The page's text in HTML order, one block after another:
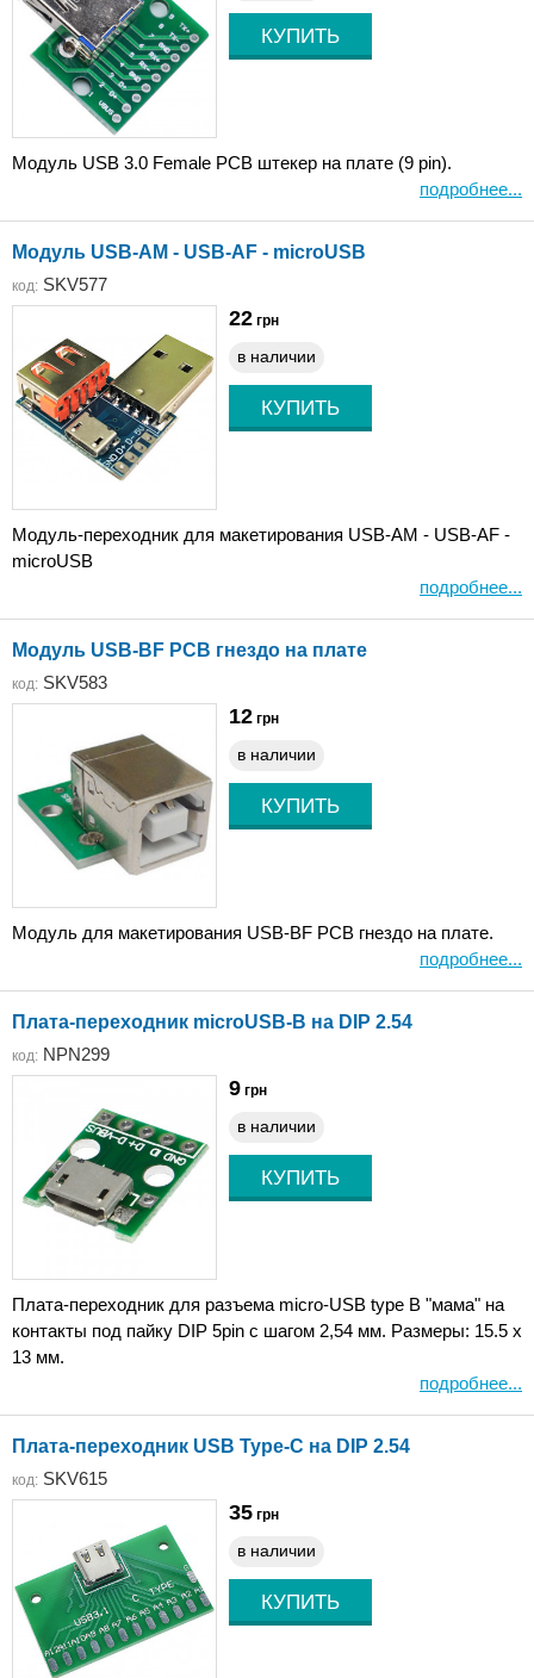
Модуль USB 3.0 Female PCB штекер на плате (9 pin).
подробнее...
Модуль USB-AM - USB-AF - microUSB
код: SKV577
22 грн
в наличии
Модуль-переходник для макетирования USB-AM - USB-AF -
microUSB
подробнее...
Модуль USB-BF PCB гнездо на плате
код: SKV583
12 грн
в наличии
Модуль для макетирования USB-BF PCB гнездо на плате.
подробнее...
Плата-переходник microUSB-B на DIP 2.54
код: NPN299
9 грн
в наличии
Плата-переходник для разъема micro-USB type B "мама" на
контакты под пайку DIP 5pin с шагом 2,54 мм. Размеры: 15.5 x
13 мм.
подробнее...
Плата-переходник USB Type-C на DIP 2.54
код: SKV615
35 грн
в наличии